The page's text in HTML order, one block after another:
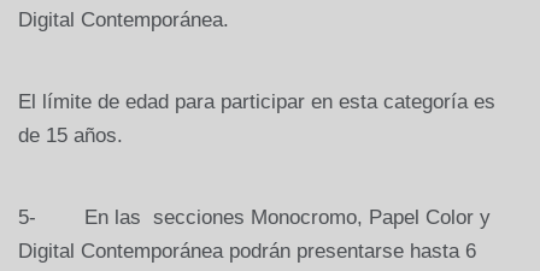
Digital Contemporánea.
El límite de edad para participar en esta categoría es
de 15 años.
5- En las secciones Monocromo, Papel Color y
Digital Contemporánea podrán presentarse hasta 6